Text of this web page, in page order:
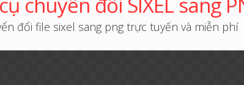
đổi file sixel sang png trực tuyến và miễn phí